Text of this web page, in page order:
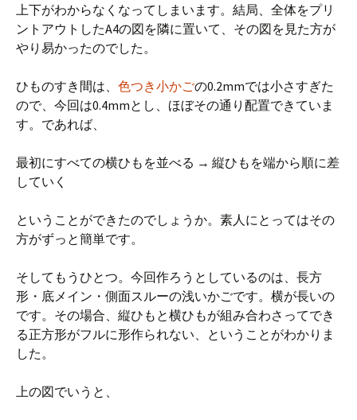
上下がわからなくなってしまいます。結局、全体をプリ
ントアウトしたA4の図を隣に置いて、その図を見た方が
やり易かったのでした。
ひものすき間は、 色つき小かごの0.2mmでは小さすぎた
ので、今回は0.4mmとし、ほぼその通り配置できていま
す。であれば、
最初にすべての横ひもを並べる → 縦ひもを端から順に差
していく
ということができたのでしょうか。素人にとってはその
方がずっと簡単です。
そしてもうひとつ。今回作ろうとしているのは、長方
形・底メイン・側面スルーの浅いかごです。横が長いの
です。その場合、縦ひもと横ひもが組み合わさってでき
る正方形がフルに形作られない、ということがわかりま
した。
上の図でいうと、